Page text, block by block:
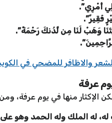
أَمْرِي”.
فَقِيرٌ”.
وَهَبْ لَنَا مِن لَّدُنكَ رَحْمَةً”.
والاظافر للمضحي في
عرفة
الإكثار منها في يوم عرفة،
له، له الملك وله الحمد وهو